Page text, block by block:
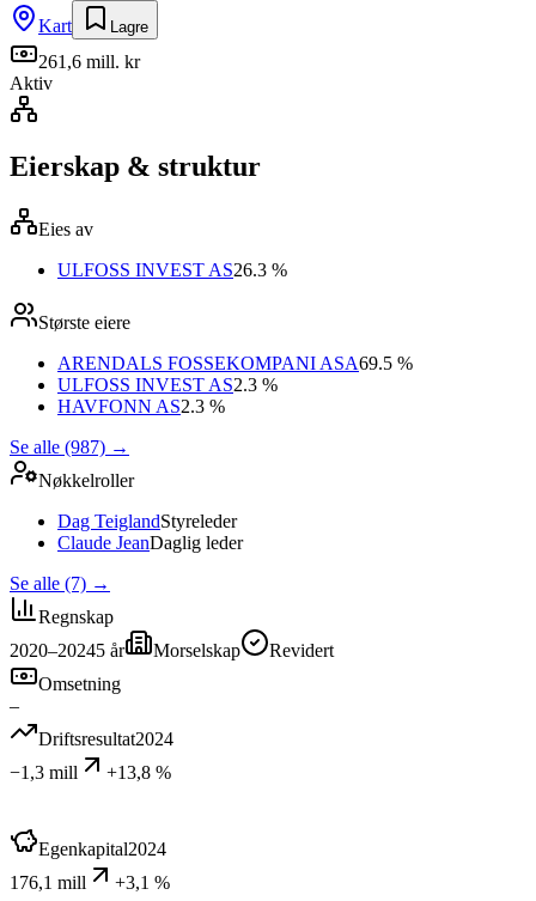
Kart
Lagre
261,6 mill. kr
Aktiv
Eierskap & struktur
Eies av
ULFOSS INVEST AS26.3 %
Største eiere
ARENDALS FOSSEKOMPANI ASA69.5 %
ULFOSS INVEST AS2.3 %
HAVFONN AS2.3 %
Se alle (987) →
Nøkkelroller
Dag TeiglandStyreleder
Claude JeanDaglig leder
Se alle (7) →
Regnskap
2020–20245 år Morselskap
Revidert
Omsetning
–
Driftsresultat2024
−1,3 mill
+13,8 %
Egenkapital2024
176,1 mill
+3,1 %